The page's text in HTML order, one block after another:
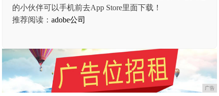
的小伙伴可以手机前去App Store里面下载！
推荐阅读：adobe公司
广告